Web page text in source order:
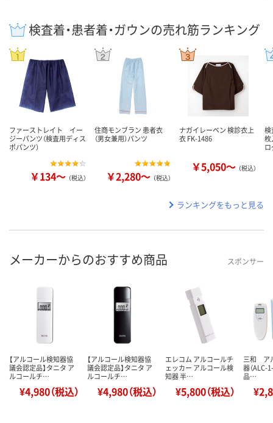
検査着・患者着・ガウンの売れ筋ランキング
ファーストレイト イー
ジーパンツ（検査用ディス
ポパンツ）
￥134～ （税込）
住商モンブラン 患者衣
（男女兼用）パンツ
￥2,280～ （税込）
ナガイレーベン 検診衣上
衣 FK-1486
￥5,050～ （税込）
枚
ランキングをもっと見る
メーカーからのおすすめ商品 スポンサー
【アルコール検知器協
議会認定品】タニタ ア
ルコールチ…
¥4,980（税込）
【アルコール検知器協
議会認定品】タニタ ア
ルコールチ…
¥4,980（税込）
エレコム アルコールチ
ェッカー アルコール検
知器 半…
¥5,800（税込）
三和 ア
器（ALC-
品…